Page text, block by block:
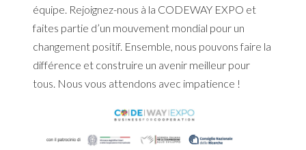
équipe. Rejoignez-nous à la CODEWAY EXPO et
faites partie d’un mouvement mondial pour un
changement positif. Ensemble, nous pouvons faire la
différence et construire un avenir meilleur pour
tous. Nous vous attendons avec impatience !